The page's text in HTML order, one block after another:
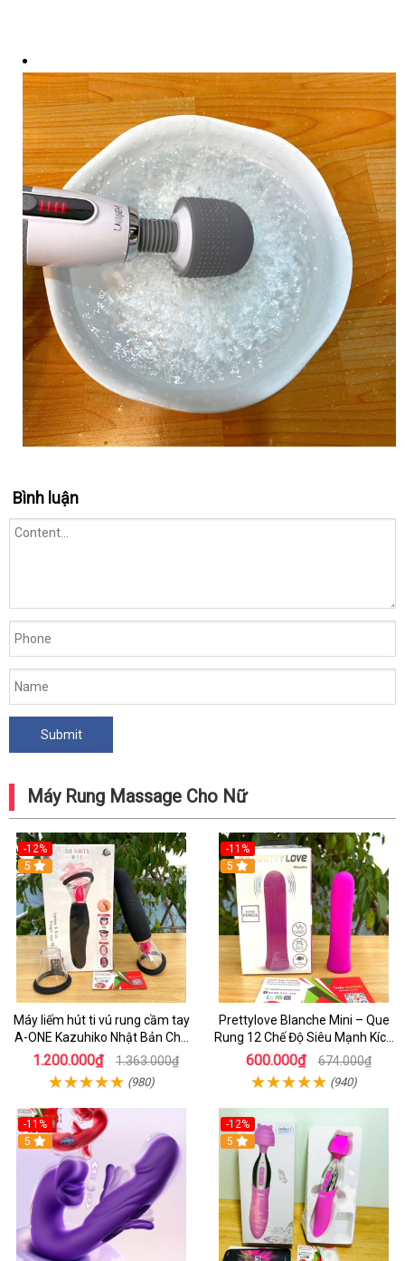
Bình luận
Máy Rung Massage Cho Nữ
-12%
5
Máy liếm hút ti vú rung cầm tay
A-ONE Kazuhiko Nhật Bản Cho
Nữ massage
1.200.000₫ 1.363.000₫
(980)
-11%
5
Prettylove Blanche Mini – Que
Rung 12 Chế Độ Siêu Mạnh Kích
Thích Điểm G Đê Mê
600.000₫ 674.000₫
(940)
-11%
5
-12%
5